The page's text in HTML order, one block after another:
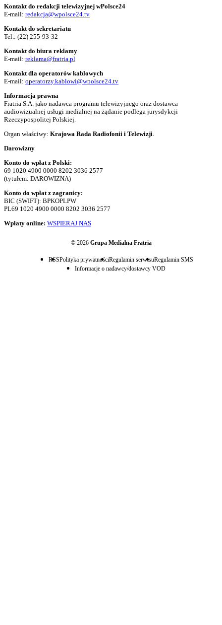
Kontakt do redakcji telewizyjnej wPolsce24
E-mail: redakcja@wpolsce24.tv
Kontakt do sekretariatu
Tel.: (22) 255-93-32
Kontakt do biura reklamy
E-mail: reklama@fratria.pl
Kontakt dla operatorów kablowych
E-mail: operatorzy.kablowi@wpolsce24.tv
Informacja prawna
Fratria S.A. jako nadawca programu telewizyjnego oraz dostawca
audiowizualnej usługi medialnej na żądanie podlega jurysdykcji
Rzeczypospolitej Polskiej.
Organ właściwy: Krajowa Rada Radiofonii i Telewizji.
Darowizny
Konto do wpłat z Polski:
69 1020 4900 0000 8202 3036 2577
(tytułem: DAROWIZNA)
Konto do wpłat z zagranicy:
BIC (SWIFT): BPKOPLPW
PL69 1020 4900 0000 8202 3036 2577
Wpłaty online: WSPIERAJ NAS
© 2026 Grupa Medialna Fratria
RSSPolityka prywatnościRegulamin serwisuRegulamin SMS
Informacje o nadawcy/dostawcy VOD